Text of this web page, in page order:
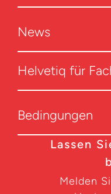
News
Helvetiq für
Bedingungen
Lassen
Melden